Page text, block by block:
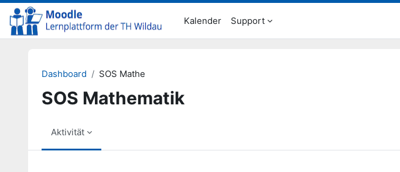
Zum Hauptinhalt
Kalender
Support
Dashboard SOS Mathe
SOS Mathematik
Aktivität